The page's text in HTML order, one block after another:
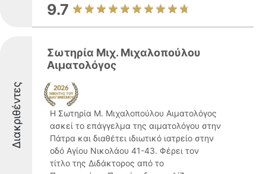
9.7
Διακριθέντες
Σωτηρία Μιχ. Μιχαλοπούλου
Αιματολόγος
Η Σωτηρία Μ. Μιχαλοπούλου Αιματολόγος
ασκεί το επάγγελμα της αιματολόγου στην
Πάτρα και διαθέτει ιδιωτικό ιατρείο στην
οδό Αγίου Νικολάου 41-43. Φέρει τον
τίτλο της Διδάκτορος από το